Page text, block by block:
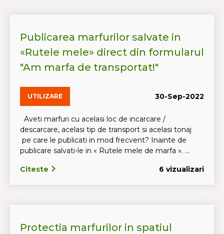
Publicarea marfurilor salvate in
«Rutele mele» direct din formularul
"Am marfa de transportat!"
UTILIZARE 30-Sep-2022
Aveti marfuri cu acelasi loc de incarcare /
descarcare, acelasi tip de transport si acelasi tonaj
pe care le publicati in mod frecvent? Inainte de
publicare salvati-le in « Rutele mele de marfa ». ...
Citeste 6 vizualizari
Protectia marfurilor in spatiul